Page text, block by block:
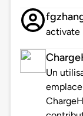
activate
Un